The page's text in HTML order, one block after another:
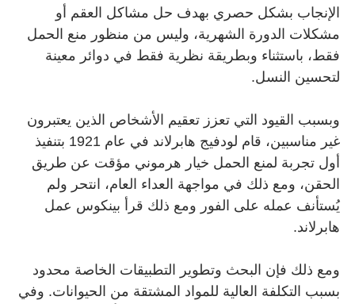
الإنجاب بشكل حصري بهدف حل مشاكل العقم أو
مشكلات الدورة الشهرية، وليس من منظور منع الحمل
فقط، باستثناء وبطريقة نظرية فقط في دوائر معينة
لتحسين النسل.
وبسبب القيود التي تعزز تعقيم الأشخاص الذين يعتبرون
غير مناسبين، قام لودفيج هابرلاند في عام 1921 بتنفيذ
أول تجربة لمنع الحمل خيار هرموني مؤقت عن طريق
الحقن، ومع ذلك في مواجهة العداء العام، انتحر ولم
يُستأنف عمله على الفور ومع ذلك قرأ بينكوس عمل
هابرلاند.
ومع ذلك فإن البحث وتطوير التطبيقات الخاصة محدود
بسبب التكلفة العالية للمواد المشتقة من الحيوانات. وفي